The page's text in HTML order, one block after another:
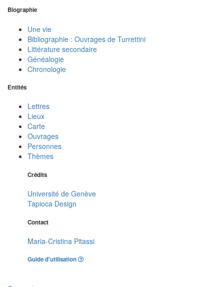
Biographie
Une vie
Bibliographie : Ouvrages de Turrettini
Littérature secondaire
Généalogie
Chronologie
Entités
Lettres
Lieux
Carte
Ouvrages
Personnes
Thèmes
Crédits
Université de Genève
Tapioca Design
Contact
Maria-Cristina Pitassi
Guide d'utilisation